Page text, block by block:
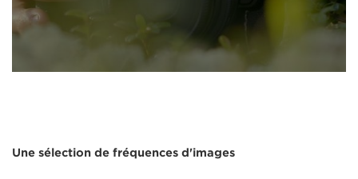
Une sélection de fréquences d'images